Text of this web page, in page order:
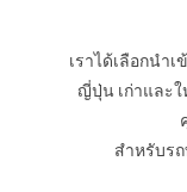
เราได้เลือกนำ
ญี่ปุ่น เก่าและ
สำหรับร